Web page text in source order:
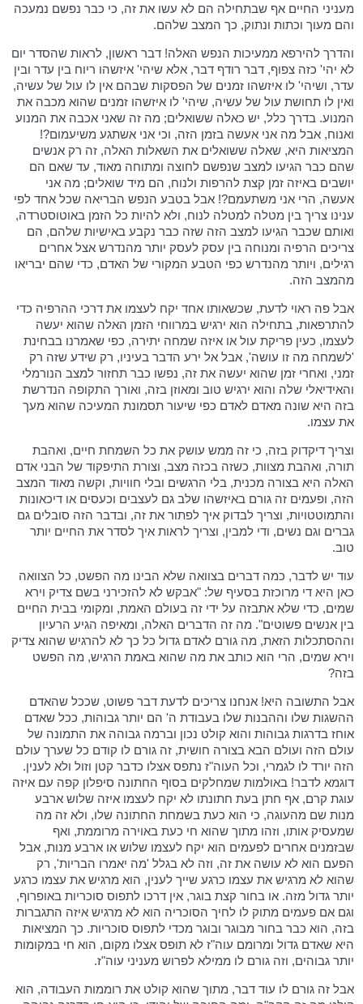
מעניני החיים אף שבתחילה הם לא עשו את זה, כי כבר נפשם נמעכה
והם מעוך וכתות ונתוק, כך המצב שלהם.
והדרך להירפא ממעיכות הנפש האלה! דבר ראשון, לראות שהסדר יום
לא יהי' כזה צפוף, דבר רודף דבר, אלא שיהי' איזשהו ריוח בין עדר ובין
עדר, ושיהי' לו איזשהו זמנים של הפסקות שבהם אין לו עול של עשיה,
ואין לו תחושת עול של עשיה, שיהי' לו איזשהו זמנים שהוא מכבה את
המנוע. בדרך כלל, יש כאלה ששואלים; מה זה שאני אכבה את המנוע
ואנוח, אבל מה אני אעשה בזמן הזה, וכי אני אשתגע משיעמום?!
המציאות היא, שאלה ששואלים את השאלות האלה, זה רק אנשים
שהם כבר הגיעו למצב שנפשם לחוצה ומתוחה מאוד, עד שאם הם
יושבים באיזה זמן קצת להרפות ולנוח, הם מיד שואלים; מה אני
אעשה, הרי אני משתעמם?! אבל בטבע הנפש הבריאה שכל אחד לפי
ענינו צריך בין מטלה למטלה לנוח, ולא להיות כל הזמן באוטוסטרדה,
ואותם שכבר הגיעו למצב הזה שזה כבר נקבע באישיות שלהם, הם
צריכים הרפיה ומנוחה בין עסק לעסק יותר מהנדרש אצל אחרים
רגילים, ויותר מהנדרש כפי הטבע המקורי של האדם, כדי שהם יבריאו
מהמצב הזה.
אבל פה ראוי לדעת, שכשאותו אחד יקח לעצמו את דרכי ההרפיה כדי
להתרפאות, בתחילה הוא ירגיש במרווחי הזמן האלה שהוא יעשה
לעצמו, כעין פריקת עול או איזה שמחה יתירה, כפי שאמרנו בבחינת
'לשמחה מה זו עושה', אבל אל ירע הדבר בעיניו, רק שידע שזה רק
זמני, ואחרי זמן שהוא יעשה את זה, נפשו כבר תחזור למצב הנורמלי
והאידיאלי שלה והוא ירגיש טוב ומאוזן בזה, ואורך התקופה הנדרשת
בזה היא שונה מאדם לאדם כפי שיעור תסמונת המעיכה שהוא מעך
את עצמו.
וצריך דיקדוק בזה, כי זה ממש עושק את כל השמחת חיים, ואהבת
תורה, ואהבת מצוות, כשזה בכזה מצב, וצורת התיפקוד של הבני אדם
האלה היא בצורה מכנית, בלי הרגשים ובלי חוויות, וקשה מאוד המצב
הזה, ופעמים זה גורם באיזשהו שלב גם לעצבים וכעסים או דיכאונות
והתמוטטויות, וצריך לבדוק איך לפתור את זה, ובדבר הזה סובלים גם
גברים וגם נשים, ודי למבין, וצריך לראות איך לסדר את החיים יותר
טוב.
עוד יש לדבר, כמה דברים בצוואה שלא הבינו מה הפשט, כל הצוואה
כאן היא די מרוכזת בסעיף של: "אבקש לא להזכירני בשם צדיק וירא
שמים, כדי שלא אתבזה על ידי זה בעולם האמת, ומקומי בבית החיים
בין אנשים פשוטים". מה זה הדברים האלה, ומאיפה הגיע הרעיון
וההסתכלות הזאת, מה גורם לאדם גדול כל כך לא להרגיש שהוא צדיק
וירא שמים, הרי הוא כותב את מה שהוא באמת הרגיש, מה הפשט
בזה?
אבל התשובה היא! אנחנו צריכים לדעת דבר פשוט, שככל שהאדם
ההשגות שלו וההבנות שלו בעבודת ה' הם יותר גבוהות, ככל שאדם
אוחז בדרגות גבוהות והוא קולט נכון וברמה גבוהה את התמונה של
עולם הזה ועולם הבא בצורה חושית, זה גורם לו קודם כל שערך עולם
הזה יורד לו לגמרי, וכל העוה"ז נתפס אצלו כדבר קטן וזול ולא לענין.
דוגמא לדבר! באולמות שמחלקים בסוף החתונה סיפלון קפה עם איזה
עוגת קרם, אף חתן בעת חתונתו לא יקח לעצמו איזה שלוש ארבע
מנות שם מהעוגה, כי הוא כעת בשמחת החתונה שלו, ולא זה מה
שמעסיק אותו, וזהו מתוך שהוא חי כעת באוירה מרוממת, ואף
שבזמנים אחרים לפעמים הוא יקח לעצמו שלוש או ארבע מנות, אבל
הפעם הוא לא עושה את זה, וזה לא בגלל 'מה יאמרו הבריות', רק
שהוא לא מרגיש את עצמו כרגע שייך לענין, הוא מרגיש את עצמו כרגע
יותר גדול מזה. או בחור קצת בוגר, אין דרכו לתפוס סוכריות באופרוף,
וגם אם פעמים מתוק לו לחיך הסוכריה הוא לא מרגיש איזה התגברות
בזה, הוא כבר בחור מבוגר ובוגר מכדי לתפוס סוכריות. כך המציאות
היא שאדם גדול ומרומם עוה"ז לא תופס אצלו מקום, הוא חי במקומות
יותר גבוהים, וזה גורם לו ממילא לפרוש מעניני עוה"ז.
אבל זה גורם לו עוד דבר, מתוך שהוא קולט את רוממות העבודה, הוא